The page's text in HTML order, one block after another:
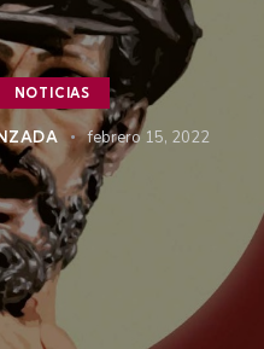
NOTICIAS
febrero 15, 2022